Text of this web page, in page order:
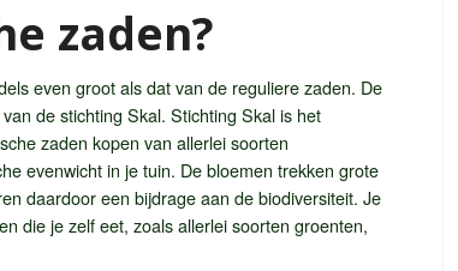
zaden?
even groot als dat van de reguliere zaden. De
de stichting Skal. Stichting Skal is het
zaden kopen van allerlei soorten
evenwicht in je tuin. De bloemen trekken grote
daardoor een bijdrage aan de biodiversiteit. Je
die je zelf eet, zoals allerlei soorten groenten,